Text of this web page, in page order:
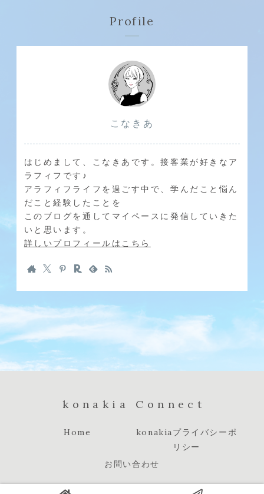
Profile
こなきあ
はじめまして、こなきあです。接客業が好きなア
ラフィフです♪
アラフィフライフを過ごす中で、学んだこと悩ん
だこと経験したことを
このブログを通してマイペースに発信していきた
いと思います。
詳しいプロフィールはこちら
konakia Connect
Home
konakiaプライバシーポ
リシー
お問い合わせ